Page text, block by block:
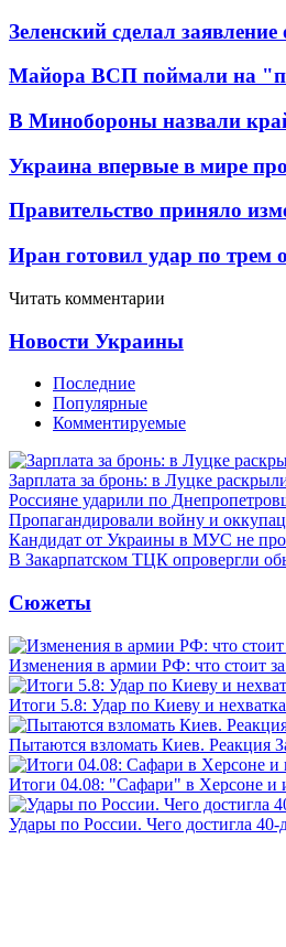
Зеленский сделал
Майора ВСП поймали на
В Минобороны назвали
Украина впервые в мире
Правительство приняло
Иран готовил удар по
Читать комментарии
Новости Украины
Последние
Популярные
Комментируемые
Зарплата за бронь: в Луцке
Россияне ударили по
Пропагандировали войну и
Кандидат от Украины в МУС не
В Закарпатском ТЦК опровергли
Сюжеты
Изменения в армии РФ: что стоит
Итоги 5.8: Удар по Киеву и
Пытаются взломать Киев. Реакция
Итоги 04.08: "Сафари" в Херсоне и
Удары по России. Чего достигла 40-